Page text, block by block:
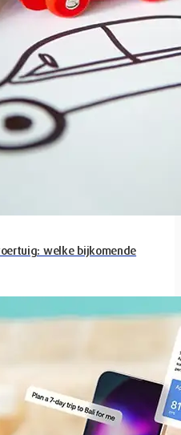
welke bijkomende